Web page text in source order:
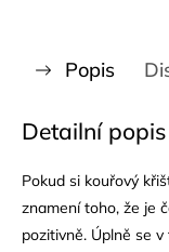
Popis
Detailní
Pokud si kouřový
znamení toho, že je
pozitivně. Úplně se